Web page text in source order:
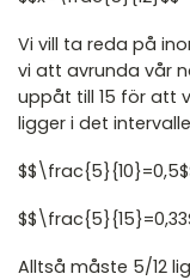
Vi vill ta reda på
vi att avrunda vår
uppåt till 15 för att
ligger i det
Alltså måste 5/12